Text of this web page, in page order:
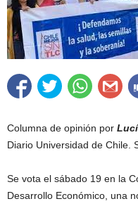
Columna de opinión por
Diario Universidad de Chile.
Se vota el sábado 19 en la
Desarrollo Económico, una